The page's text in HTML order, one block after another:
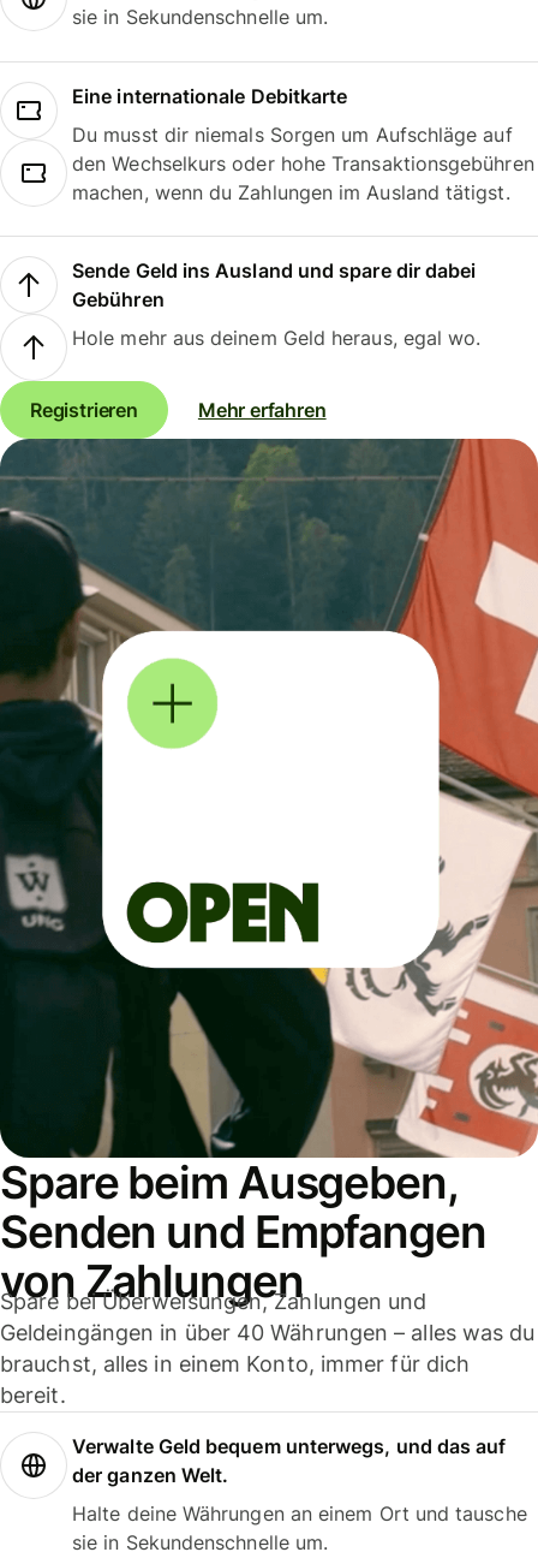
sie in Sekundenschnelle um.
Eine internationale Debitkarte
Du musst dir niemals Sorgen um Aufschläge auf
den Wechselkurs oder hohe Transaktionsgebühren
machen, wenn du Zahlungen im Ausland tätigst.
Sende Geld ins Ausland und spare dir dabei
Gebühren
Hole mehr aus deinem Geld heraus, egal wo.
Registrieren Mehr erfahren
Spare beim Ausgeben,
Senden und Empfangen
von Zahlungen
Spare bei Überweisungen, Zahlungen und
Geldeingängen in über 40 Währungen – alles was du
brauchst, alles in einem Konto, immer für dich
bereit.
Verwalte Geld bequem unterwegs, und das auf
der ganzen Welt.
Halte deine Währungen an einem Ort und tausche
sie in Sekundenschnelle um.